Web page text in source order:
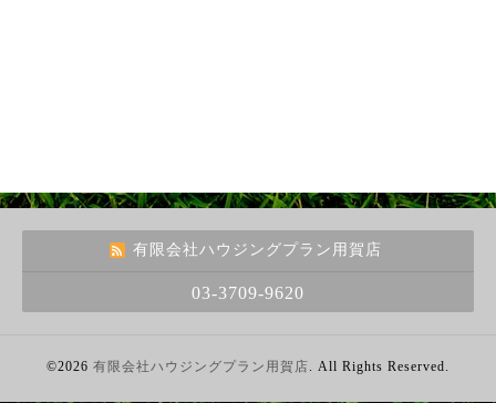
有限会社ハウジングプラン用賀店
03-3709-9620
©2026 有限会社ハウジングプラン用賀店. All Rights Reserved.